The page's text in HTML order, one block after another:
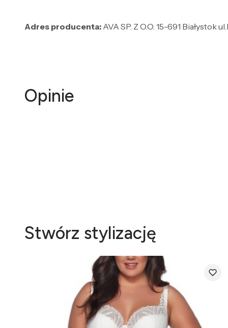
Adres producenta: AVA SP. Z O.O. 15-691
Opinie
Stwórz stylizację